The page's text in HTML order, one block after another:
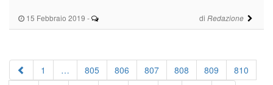
15 Febbraio 2019 - di Redazione
1 … 805 806 807 808 809
810